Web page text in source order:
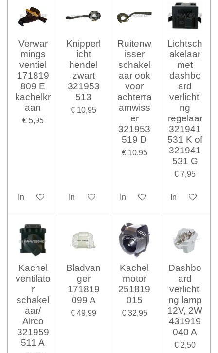
Verwar
mings
ventiel
171819
809 E
kachelkr
aan
€ 5,95
In winkelwagen
Knipperl
icht
hendel
zwart
321953
513
€ 10,95
In winkelwagen
Ruitenw
isser
schakel
aar ook
voor
achterra
amwiss
er
321953
519 D
€ 10,95
In winkelwagen
Lichtsch
akelaar
met
dashbo
ard
verlichti
ng
regelaar
321941
531 K of
321941
531 G
€ 7,95
In
Kachel
ventilato
r
schakel
aar/
Airco
321959
511 A
Bladvan
ger
171819
099 A
€ 49,99
Kachel
motor
251819
015
€ 32,95
Dashbo
ard
verlichti
ng lamp
12V, 2W
431919
040 A
€ 2,50